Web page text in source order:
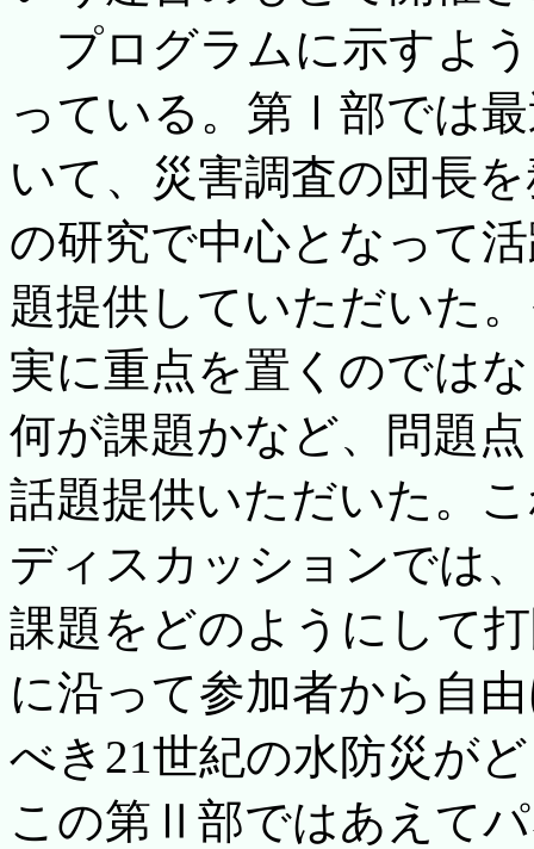
プログラムに示すよ
っている。第Ⅰ部では
いて、災害調査の団長
の研究で中心となって
題提供していただいた
実に重点を置くのでは
何が課題かなど、問題
話題提供いただいた。
ディスカッションでは
課題をどのようにして
に沿って参加者から自
べき21世紀の水防災が
この第Ⅱ部ではあえて